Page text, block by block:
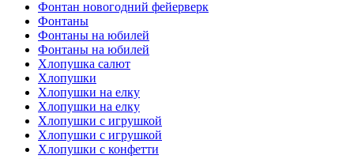
Фонтан новогодний фейерверк
Фонтаны
Фонтаны на юбилей
Фонтаны на юбилей
Хлопушка салют
Хлопушки
Хлопушки на елку
Хлопушки на елку
Хлопушки с игрушкой
Хлопушки с игрушкой
Хлопушки с конфетти